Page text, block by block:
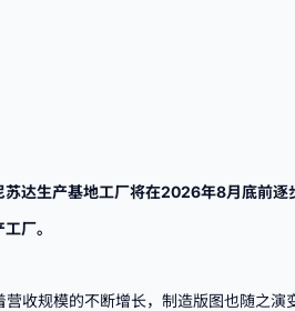
达生产基地工厂将在2026年8月底前逐
厂。
收规模的不断增长，制造版图也随之演